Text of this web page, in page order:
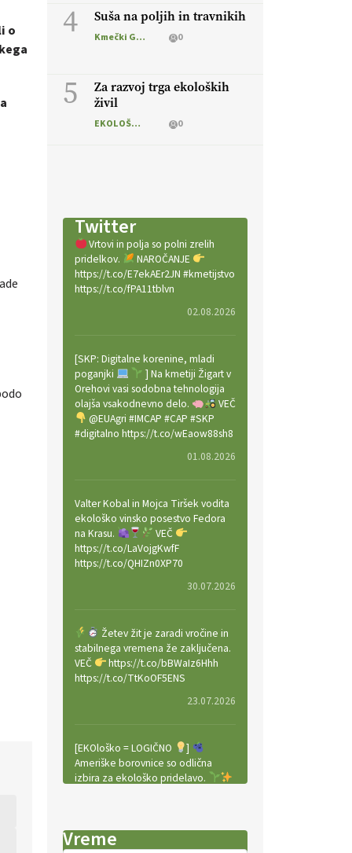
o
4 Suša na poljih in travnikih
Kmečki Glas 0
5
Za razvoj trga ekoloških
živil
EKOLOŠKO LOGIČNO 0
Twitter
Vrtovi in polja so polni zrelih
pridelkov.
NAROČANJE
https://t.co/E7ekAEr2JN #kmetijstvo
https://t.co/fPA11tblvn
02.08.2026
[SKP: Digitalne korenine, mladi
poganjki
] Na kmetiji Žigart v
Orehovi vasi sodobna tehnologija
olajša vsakodnevno delo.
VEČ
@EUAgri #IMCAP #CAP #SKP
#digitalno https://t.co/wEaow88sh8
01.08.2026
Valter Kobal in Mojca Tiršek vodita
ekološko vinsko posestvo Fedora
na Krasu.
VEČ
https://t.co/LaVojgKwfF
https://t.co/QHIZn0XP70
30.07.2026
Žetev žit je zaradi vročine in
stabilnega vremena že zaključena.
VEČ
https://t.co/bBWaIz6Hhh
https://t.co/TtKoOF5ENS
23.07.2026
[EKOloško = LOGIČNO
]
Ameriške borovnice so odlična
izbira za ekološko pridelavo.
Vreme